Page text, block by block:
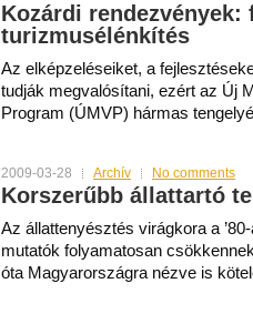
Kozárdi rendezvények:
turizmusélénkítés
Az elképzeléseiket, a
tudják megvalósítani, ezért az Új
Program (ÚMVP) hármas
2009-03-28 Archív No comments
Korszerűbb állattartó
Az állattenyésztés virágkora a
mutatók folyamatosan
óta Magyarországra nézve is